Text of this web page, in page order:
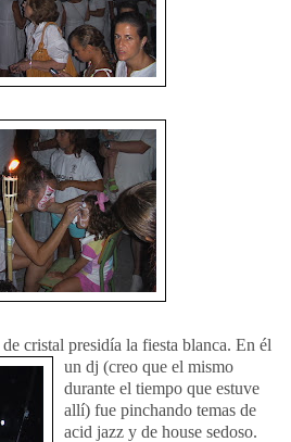
cristal presidía la fiesta blanca. En él
un dj (creo que el mismo
durante el tiempo que estuve
allí) fue pinchando temas de
acid jazz y de house sedoso.